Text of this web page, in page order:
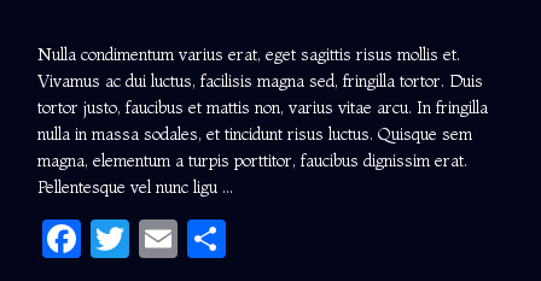
Nulla condimentum varius erat, eget sagittis risus mollis et.
Vivamus ac dui luctus, facilisis magna sed, fringilla tortor. Duis
tortor justo, faucibus et mattis non, varius vitae arcu. In fringilla
nulla in massa sodales, et tincidunt risus luctus. Quisque sem
magna, elementum a turpis porttitor, faucibus dignissim erat.
Pellentesque vel nunc ligu ...
Facebook
Twitter
Email